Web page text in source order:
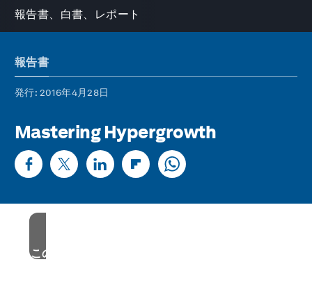
報告書、白書、レポート
報告書
発行: 2016年4月28日
Mastering Hypergrowth
このコンテンツを見るためには、マーケティング